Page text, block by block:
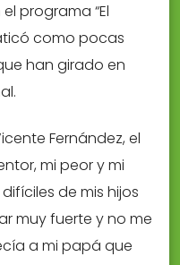
programa “El
como pocas
han girado en
Fernández, el
mi peor y mi
de mis hijos
muy fuerte y no me
a mi papá que